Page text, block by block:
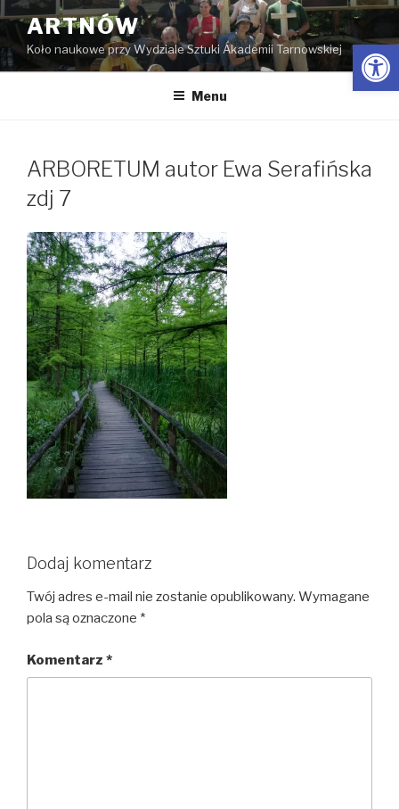
Przejdź
treści
ARTNÓW
Koło naukowe przy Wydziale Sztuki Akademii Tarnowskiej
Menu
ARBORETUM autor Ewa Serafińska
zdj 7
Dodaj komentarz
Twój adres e-mail nie zostanie opublikowany. Wymagane
pola są oznaczone *
Komentarz *